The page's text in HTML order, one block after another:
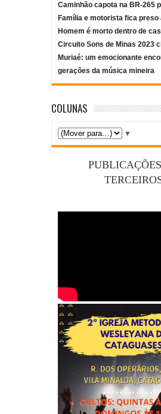
Caminhão capota na BR-265
Família e motorista fica preso
Homem é morto dentro de
Circuito Sons de Minas 2023
Muriaé: um emocionante
gerações da música mineira
COLUNAS
▼